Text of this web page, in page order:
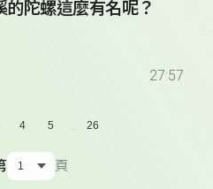
的陀螺這麼有名呢？
27:57
4 5 ... 26
頁